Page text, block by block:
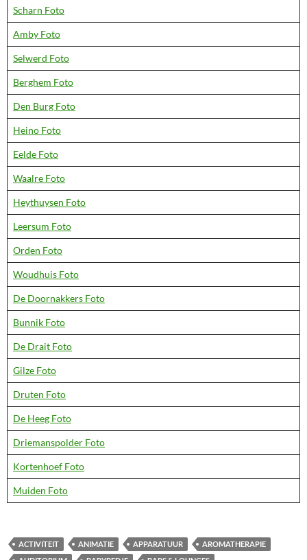
Scharn Foto
Amby Foto
Selwerd Foto
Berghem Foto
Den Burg Foto
Heino Foto
Eelde Foto
Waalre Foto
Heythuysen Foto
Leersum Foto
Orden Foto
Woudhuis Foto
De Doornakkers Foto
Bunnik Foto
De Drait Foto
Gilze Foto
Druten Foto
De Heeg Foto
Driemanspolder Foto
Kortenhoef Foto
Muiden Foto
ACTIVITEIT ANIMATIE APPARATUUR
AROMATHERAPIE